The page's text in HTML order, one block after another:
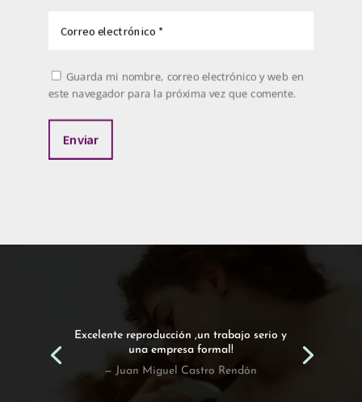
Guarda mi nombre, correo electrónico y web en
este navegador para la próxima vez que comente.
Enviar
Excelente reproducción ,un trabajo serio y
una empresa formal!
— Juan Miguel Castro Rendón